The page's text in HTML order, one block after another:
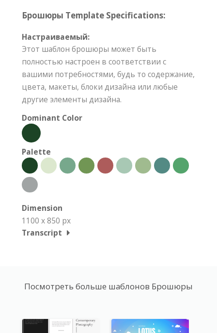
Брошюры Template Specifications:
Настраиваемый:
Этот шаблон брошюры может быть
полностью настроен в соответствии с
вашими потребностями, будь то содержание,
цвета, макеты, блоки дизайна или любые
другие элементы дизайна.
Dominant Color
Palette
Dimension
1100 x 850 px
Transcript
Посмотреть больше шаблонов Брошюры